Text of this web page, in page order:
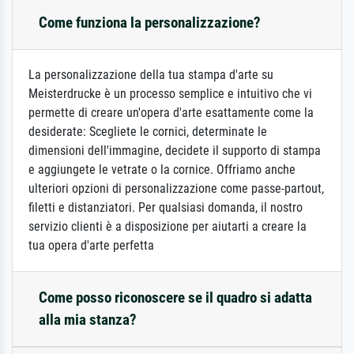
Come funziona la personalizzazione?
La personalizzazione della tua stampa d'arte su
Meisterdrucke è un processo semplice e intuitivo che vi
permette di creare un'opera d'arte esattamente come la
desiderate: Scegliete le cornici, determinate le
dimensioni dell'immagine, decidete il supporto di stampa
e aggiungete le vetrate o la cornice. Offriamo anche
ulteriori opzioni di personalizzazione come passe-partout,
filetti e distanziatori. Per qualsiasi domanda, il nostro
servizio clienti è a disposizione per aiutarti a creare la
tua opera d'arte perfetta
Come posso riconoscere se il quadro si adatta
alla mia stanza?